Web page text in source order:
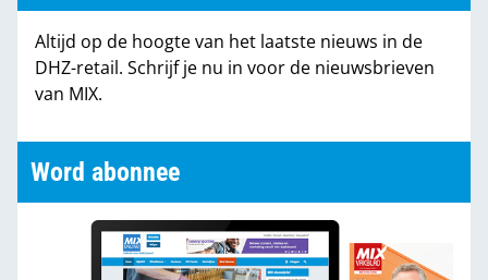
Partners
Altijd op de hoogte van het laatste nieuws in de
DHZ-retail. Schrijf je nu in voor de nieuwsbrieven
van MIX.
Word abonnee